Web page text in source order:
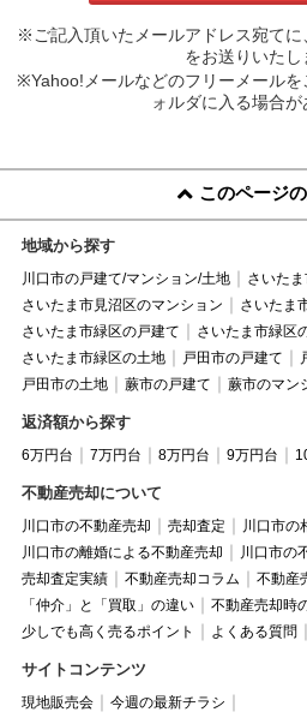
※ご記入頂いたメールアドレス宛て
をお送りいたし
※Yahoo!メールなどのフリーメール
ォルダに入る場合が
このページ
地域から探す
川口市の戸建て/マンション/土地
さいた
さいたま市見沼区のマンション
さいたま
さいたま市緑区の戸建て
さいたま市緑区
さいたま市緑区の土地
戸田市の戸建て
戸田市の土地
蕨市の戸建て 蕨市のマン
返済額から探す
6万円台 7万円台 8万円台 9万円台
不動産売却について
川口市の不動産売却 売却査定
川口市の
川口市の離婚による不動産売却
川口市の
売却査定実績
不動産売却コラム
不動産
「仲介」と「買取」の違い
不動産売却時
少しでも高く売るポイント
よくある質問
サイトコンテンツ
現地販売会
今週の最新チラシ